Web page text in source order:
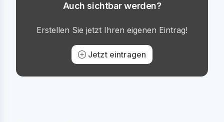
Auch sichtbar werden?
Erstellen Sie jetzt Ihren eigenen Eintrag!
Jetzt eintragen